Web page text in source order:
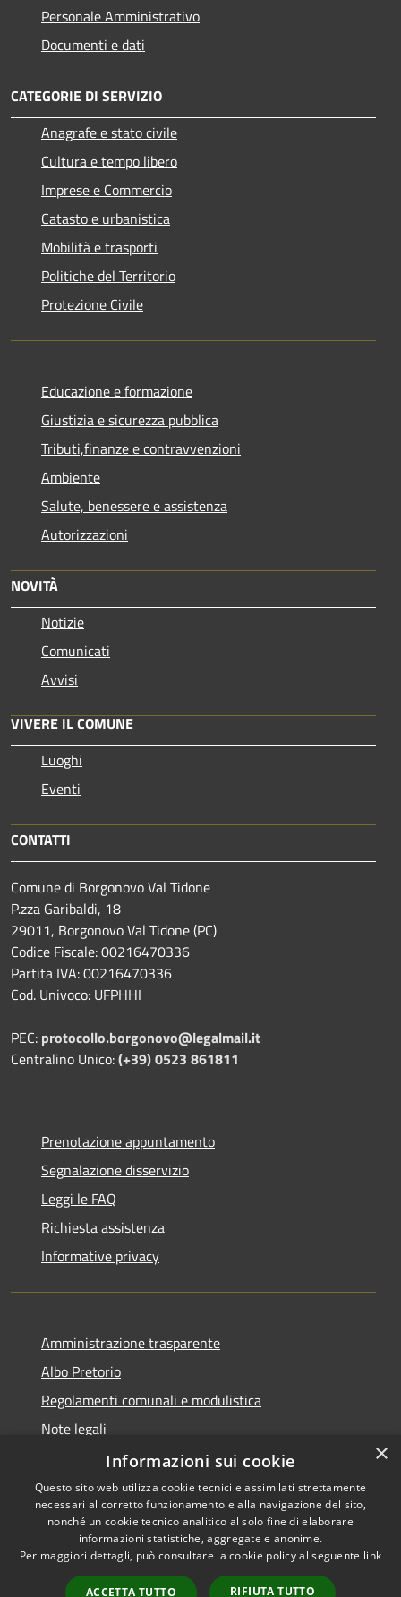
Personale Amministrativo
Documenti e dati
CATEGORIE DI SERVIZIO
Anagrafe e stato civile
Cultura e tempo libero
Imprese e Commercio
Catasto e urbanistica
Mobilità e trasporti
Politiche del Territorio
Protezione Civile
Educazione e formazione
Giustizia e sicurezza pubblica
Tributi,finanze e contravvenzioni
Ambiente
Salute, benessere e assistenza
Autorizzazioni
NOVITÀ
Notizie
Comunicati
Avvisi
VIVERE IL COMUNE
Luoghi
Eventi
CONTATTI
Comune di Borgonovo Val Tidone
P.zza Garibaldi, 18
29011, Borgonovo Val Tidone (PC)
Codice Fiscale: 00216470336
Partita IVA: 00216470336
Cod. Univoco: UFPHHI
PEC: protocollo.borgonovo@legalmail.it
Centralino Unico:(+39) 0523 861811
Prenotazione appuntamento
Segnalazione disservizio
Leggi le FAQ
Richiesta assistenza
Informative privacy
Amministrazione trasparente
Albo Pretorio
Regolamenti comunali e modulistica
Note legali
Dichiarazione di accessibilità
RSS
Accessibilità
Copyright © 2026 • Comune di
Powered byMunicipium
×
Informazioni sui cookie
Questo sito web utilizza cookie tecnici e assimilati strettamente
necessari al corretto funzionamento e alla navigazione del sito,
nonché un cookie tecnico analitico al solo fine di elaborare
informazioni statistiche, aggregate e anonime.
Per maggiori dettagli, può consultare la cookie policy al seguente link
ACCETTA TUTTO RIFIUTA TUTTO